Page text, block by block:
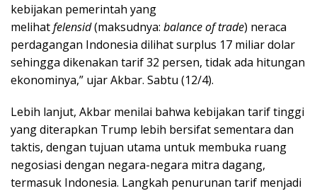
kebijakan pemerintah yang
melihatfelensid(maksudnya: balance of trade) neraca
perdagangan Indonesia dilihat surplus 17 miliar dolar
sehingga dikenakan tarif 32 persen, tidak ada hitungan
ekonominya,” ujar Akbar. Sabtu (12/4).
Lebih lanjut, Akbar menilai bahwa kebijakan tarif tinggi
yang diterapkan Trump lebih bersifat sementara dan
taktis, dengan tujuan utama untuk membuka ruang
negosiasi dengan negara-negara mitra dagang,
termasuk Indonesia. Langkah penurunan tarif menjadi